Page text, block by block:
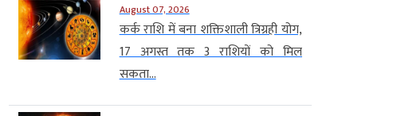
August 07, 2026
कर्क राशि में बना शक्तिशाली त्रिग्रही योग,
17 अगस्त तक 3 राशियों को मिल
सकता...